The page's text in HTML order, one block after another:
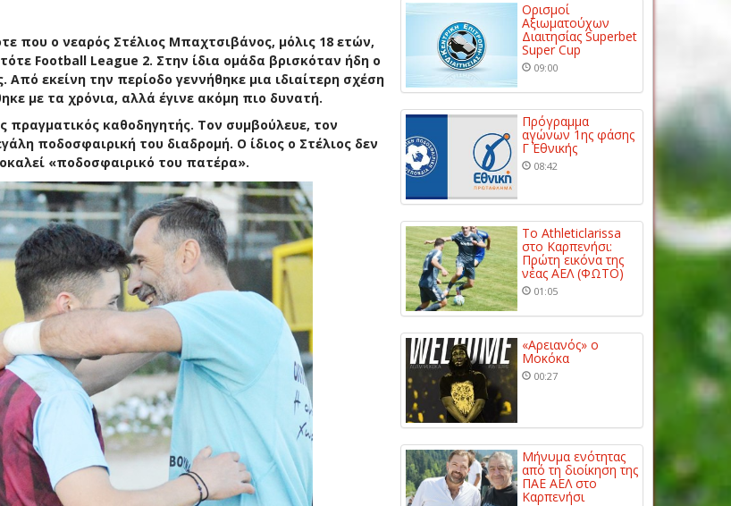
που ο νεαρός Στέλιος Μπαχτσιβάνος, μόλις 18 ετών,
Football League 2. Στην ίδια ομάδα βρισκόταν ήδη ο
εκείνη την περίοδο γεννήθηκε μια ιδιαίτερη σχέση
με τα χρόνια, αλλά έγινε ακόμη πιο δυνατή.
πραγματικός καθοδηγητής. Τον συμβούλευε, τον
ποδοσφαιρική του διαδρομή. Ο ίδιος ο Στέλιος δεν
«ποδοσφαιρικό του πατέρα».
Ορισμοί
Αξιωματούχων
Διαιτησίας Superbet
Super Cup
09:00
Πρόγραμμα
αγώνων 1ης φάσης
Γ΄ Εθνικής
08:42
Το Athleticlarissa
στο Καρπενήσι:
Πρώτη εικόνα της
νέας ΑΕΛ (ΦΩΤΟ)
01:05
«Αρειανός» ο
Μοκόκα
00:27
Μήνυμα ενότητας
από τη διοίκηση της
ΠΑΕ ΑΕΛ στο
Καρπενήσι